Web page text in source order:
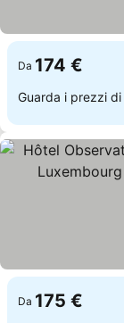
Da 174 €
Guarda i prezzi di
Da 175 €